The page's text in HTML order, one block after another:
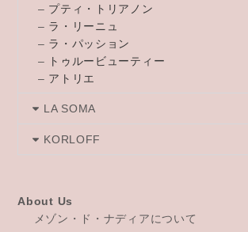
– プティ・トリアノン
– ラ・リーニュ
– ラ・パッション
–
トゥルービューティー
– アトリエ
LA SOMA
KORLOFF
About Us
メゾン・ド・ナディアについて